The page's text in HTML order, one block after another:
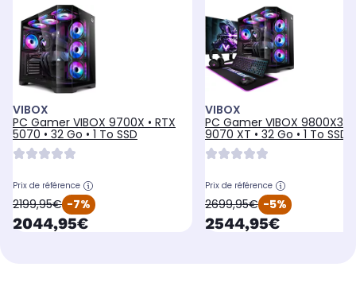
VIBOX
PC Gamer VIBOX 9700X • RTX
5070 • 32 Go • 1 To SSD
Prix de référence
oldPrice
2199,95€ -7%
currentPrice
2044,95€
VIBOX
PC Gamer VIBOX 9800X3D
9070 XT • 32 Go • 1 To SSD
Prix de référence
oldPrice
2699,95€ -5%
currentPrice
2544,95€